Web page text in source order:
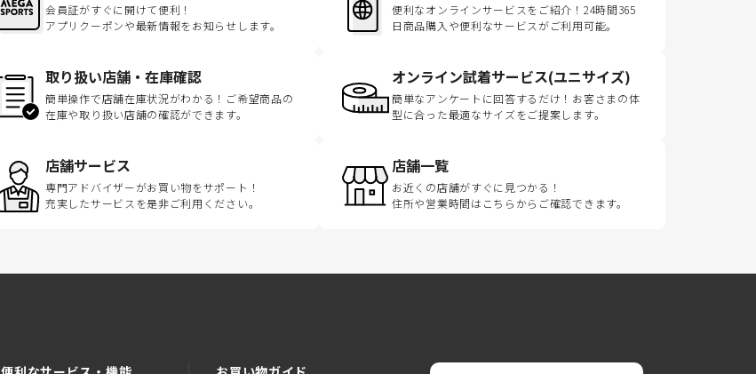
会員証がすぐに開けて便利！
アプリクーポンや最新情報をお知らせします。
便利なオンラインサービスをご紹介！24時間365
日商品購入や便利なサービスがご利用可能。
取り扱い店舗・在庫確認
簡単操作で店舗在庫状況がわかる！ご希望商品の
在庫や取り扱い店舗の確認ができます。
オンライン試着サービス(ユニサイズ)
簡単なアンケートに回答するだけ！お客さまの体
型に合った最適なサイズをご提案します。
店舗サービス
専門アドバイザーがお買い物をサポート！
充実したサービスを是非ご利用ください。
店舗一覧
お近くの店舗がすぐに見つかる！
住所や営業時間はこちらからご確認できます。